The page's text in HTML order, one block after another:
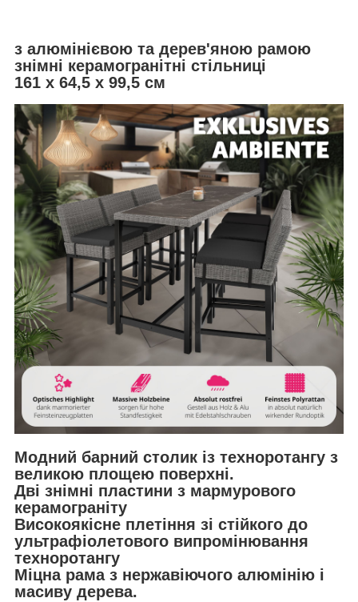
з алюмінієвою та дерев'яною рамою
знімні керамогранітні стільниці
161 х 64,5 х 99,5 см
Модний барний столик із техноротангу з
великою площею поверхні.
Дві знімні пластини з мармурового
керамограніту
Високоякісне плетіння зі стійкого до
ультрафіолетового випромінювання
техноротангу
Міцна рама з нержавіючого алюмінію і
масиву дерева.